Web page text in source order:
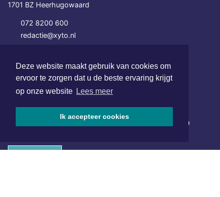
Deze website maakt gebruik van cookies om
ervoor te zorgen dat u de beste ervaring krijgt
op onze website Lees meer
Ik accepteer cookies
1701 BZ Heerhugowaard
072 8200 600
redactie@xyto.nl
SOCIAL MEDIA
Schrijf je in voor onze nieuwsbrief en krijg wekelijks een